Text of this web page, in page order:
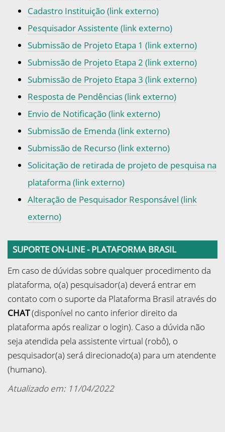
Cadastro Instituição (link externo)
Pesquisador Assistente (link externo)
Submissão de Projeto Etapa 1 (link externo)
Submissão de Projeto Etapa 2 (link externo)
Submissão de Projeto Etapa 3 (link externo)
Resposta de Pendências (link externo)
Envio de Notificação (link externo)
Submissão de Emenda (link externo)
Submissão de Recurso (link externo)
Solicitação de retirada de projeto de pesquisa na
plataforma (link externo)
Alteração de Pesquisador Responsável (link
externo)
SUPORTE ON-LINE - PLATAFORMA BRASIL
Em caso de dúvidas sobre qualquer procedimento da
plataforma, o(a) pesquisador(a) deverá entrar em
contato com o suporte da Plataforma Brasil através do
CHAT(disponível no canto inferior direito da
plataforma após realizar o login). Caso a dúvida não
seja atendida pela assistente virtual (robô), o
pesquisador(a) será direcionado(a) para um atendente
(humano).
Atualizado em: 11/04/2022